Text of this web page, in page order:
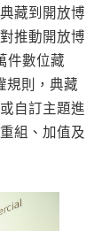
藏到開放博
推動開放博
件數位藏
規則，典藏
自訂主題進
組、加值及